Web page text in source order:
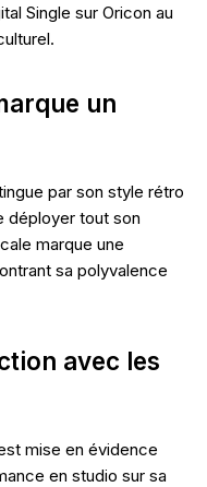
Single sur Oricon au
un
par son style rétro
déployer tout son
marque une
sa polyvalence
avec les
mise en évidence
en studio sur sa